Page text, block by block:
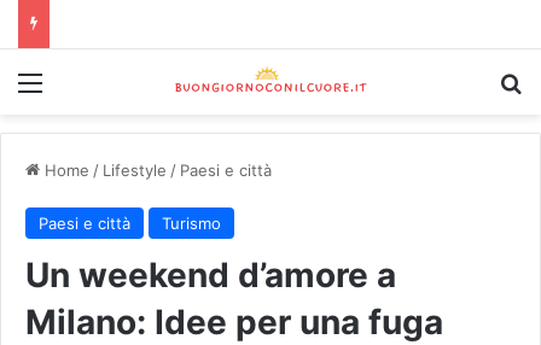
Home / Lifestyle / Paesi e città
Paesi e città Turismo
Un weekend d’amore a
Milano: Idee per una fuga